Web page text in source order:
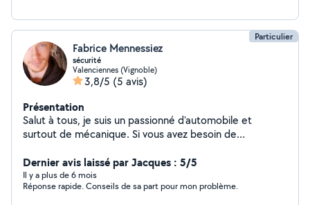
Particulier
Fabrice Mennessiez
sécurité
Valenciennes (Vignoble)
3,8/5 (5 avis)
Présentation
Salut à tous, je suis un passionné d'automobile et
surtout de mécanique. Si vous avez besoin de
Dernier avis laissé par Jacques : 5/5
Il y a plus de 6 mois
Réponse rapide. Conseils de sa part pour mon problème.